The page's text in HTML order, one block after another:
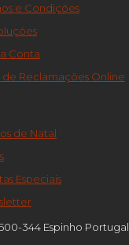
e Condições
Conta
de Reclamações Online
de Natal
Especiais
344 Espinho Portugal